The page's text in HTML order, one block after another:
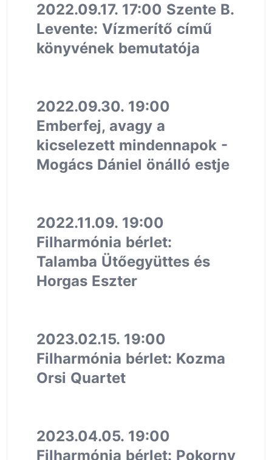
2022.09.17. 17:00 Szente B.
Levente: Vízmerítő című
könyvének bemutatója
2022.09.30. 19:00
Emberfej, avagy a
kicselezett mindennapok -
Mogács Dániel önálló estje
2022.11.09. 19:00
Filharmónia bérlet:
Talamba Ütőegyüttes és
Horgas Eszter
2023.02.15. 19:00
Filharmónia bérlet: Kozma
Orsi Quartet
2023.04.05. 19:00
Filharmónia bérlet: Pokorny